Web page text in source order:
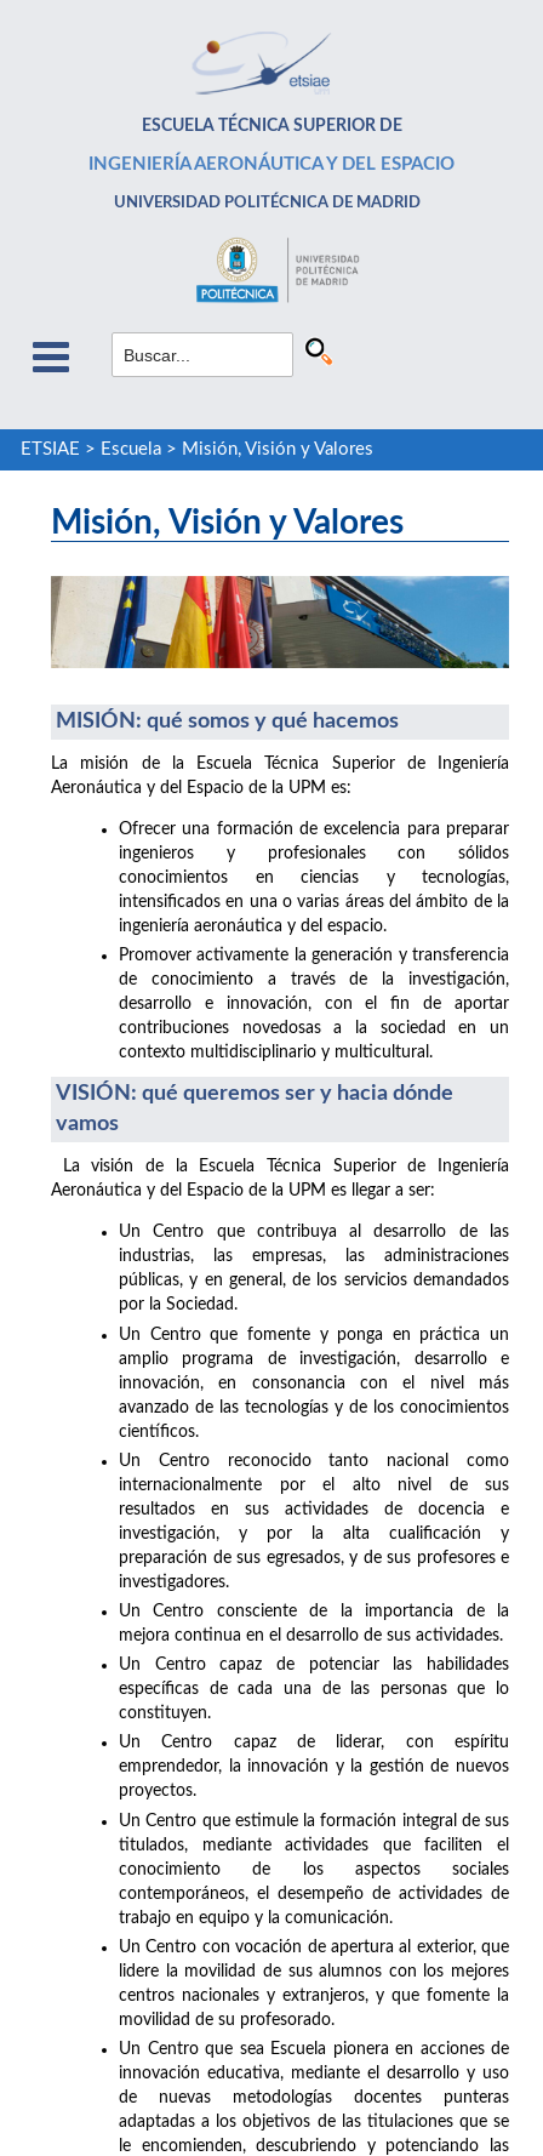
ESCUELA TÉCNICA SUPERIOR DE
INGENIERÍA AERONÁUTICA Y DEL ESPACIO
UNIVERSIDAD POLITÉCNICA DE MADRID
ETSIAE > Escuela> Misión, Visión y Valores
Misión, Visión y Valores
MISIÓN: qué somos y qué hacemos
La misión de la Escuela Técnica Superior de Ingeniería
Aeronáutica y del Espacio de la UPM es:
Ofrecer una formación de excelencia para preparar
ingenieros y profesionales con sólidos
conocimientos en ciencias y tecnologías,
intensificados en una o varias áreas del ámbito de la
ingeniería aeronáutica y del espacio.
Promover activamente la generación y transferencia
de conocimiento a través de la investigación,
desarrollo e innovación, con el fin de aportar
contribuciones novedosas a la sociedad en un
contexto multidisciplinario y multicultural.
VISIÓN: qué queremos ser y hacia dónde
vamos
La visión de la Escuela Técnica Superior de Ingeniería
Aeronáutica y del Espacio de la UPM es llegar a ser:
Un Centro que contribuya al desarrollo de las
industrias, las empresas, las administraciones
públicas, y en general, de los servicios demandados
por la Sociedad.
Un Centro que fomente y ponga en práctica un
amplio programa de investigación, desarrollo e
innovación, en consonancia con el nivel más
avanzado de las tecnologías y de los conocimientos
científicos.
Un Centro reconocido tanto nacional como
internacionalmente por el alto nivel de sus
resultados en sus actividades de docencia e
investigación, y por la alta cualificación y
preparación de sus egresados, y de sus profesores e
investigadores.
Un Centro consciente de la importancia de la
mejora continua en el desarrollo de sus actividades.
Un Centro capaz de potenciar las habilidades
específicas de cada una de las personas que lo
constituyen.
Un Centro capaz de liderar, con espíritu
emprendedor, la innovación y la gestión de nuevos
proyectos.
Un Centro que estimule la formación integral de sus
titulados, mediante actividades que faciliten el
conocimiento de los aspectos sociales
contemporáneos, el desempeño de actividades de
trabajo en equipo y la comunicación.
Un Centro con vocación de apertura al exterior, que
lidere la movilidad de sus alumnos con los mejores
centros nacionales y extranjeros, y que fomente la
movilidad de su profesorado.
Un Centro que sea Escuela pionera en acciones de
innovación educativa, mediante el desarrollo y uso
de nuevas metodologías docentes punteras
adaptadas a los objetivos de las titulaciones que se
le encomienden, descubriendo y potenciando las